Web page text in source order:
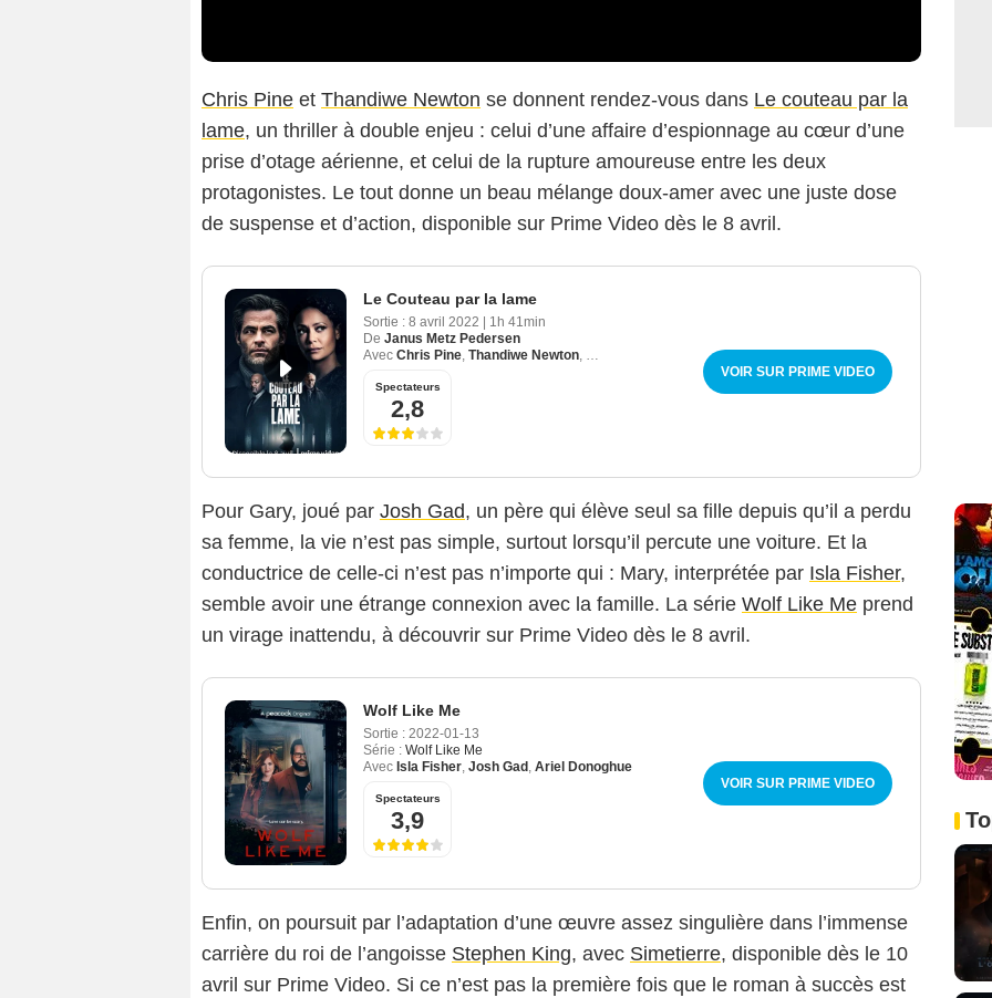
Chris Pine et Thandiwe Newton se donnent rendez-vous dans Le couteau par la
lame, un thriller à double enjeu : celui d’une affaire d’espionnage au cœur d’une
prise d’otage aérienne, et celui de la rupture amoureuse entre les deux
protagonistes. Le tout donne un beau mélange doux-amer avec une juste dose
de suspense et d’action, disponible sur Prime Video dès le 8 avril.
Le Couteau par la lame
Sortie : 8 avril 2022
1h 41min
De Janus Metz Pedersen
Avec Chris Pine, Thandiwe Newton, Laurence Fishburne
Spectateurs
2,8
VOIR SUR PRIME VIDEO
Pour Gary, joué par Josh Gad, un père qui élève seul sa fille depuis qu’il a perdu
sa femme, la vie n’est pas simple, surtout lorsqu’il percute une voiture. Et la
conductrice de celle-ci n’est pas n’importe qui : Mary, interprétée par Isla Fisher,
semble avoir une étrange connexion avec la famille. La série Wolf Like Me prend
un virage inattendu, à découvrir sur Prime Video dès le 8 avril.
Wolf Like Me
Sortie : 2022-01-13
Série : Wolf Like Me
Avec Isla Fisher, Josh Gad , Ariel Donoghue
Spectateurs
3,9
VOIR SUR PRIME VIDEO
Enfin, on poursuit par l’adaptation d’une œuvre assez singulière dans l’immense
carrière du roi de l’angoisse Stephen King, avec Simetierre, disponible dès le 10
avril sur Prime Video. Si ce n’est pas la première fois que le roman à succès est